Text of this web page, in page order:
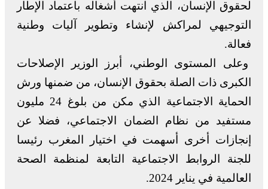
لحقوق الإنسان، الذي انتهت أشغاله باعتماد الإطار
التوجيهي لمراكش لإنشاء وتطوير آليات وطنية
فعالة.
وعلى المستوى الوطني، أبرز الوزير الإصلاحات
الكبرى ذات الصلة بحقوق الإنسان، من ضمنها ورش
الحماية الاجتماعية الذي مكن من بلوغ 24 مليون
مستفيد من نظام الضمان الاجتماعي، فضلا عن
إنجازات أخرى أسهمت في اختيار المغرب رئيسا
للجنة الروابط الاجتماعية التابعة لمنظمة الصحة
العالمية في يناير 2024.